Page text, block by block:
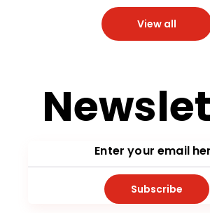
View all
Subscribe